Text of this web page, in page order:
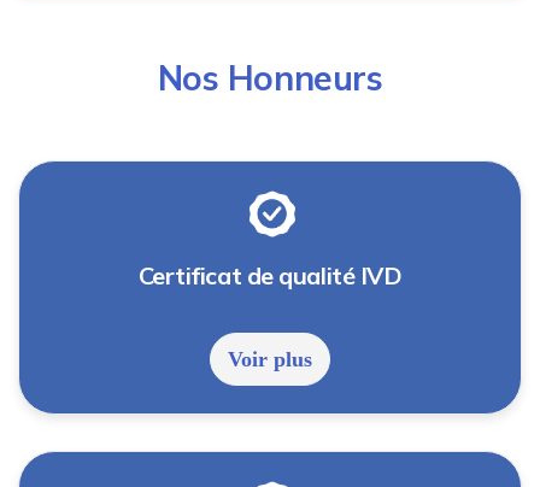
Nos Honneurs
Certificat de qualité IVD
Voir plus